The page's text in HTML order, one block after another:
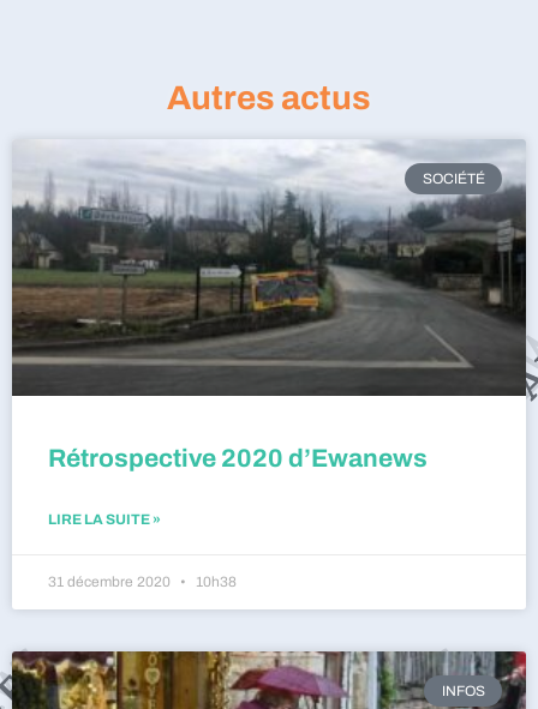
Autres actus
SOCIÉTÉ
Rétrospective 2020 d’Ewanews
LIRE LA SUITE »
31 décembre 2020 10h38
INFOS